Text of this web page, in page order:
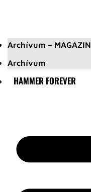
Archívum – MAGAZIN
Archívum
HAMMER FOREVER